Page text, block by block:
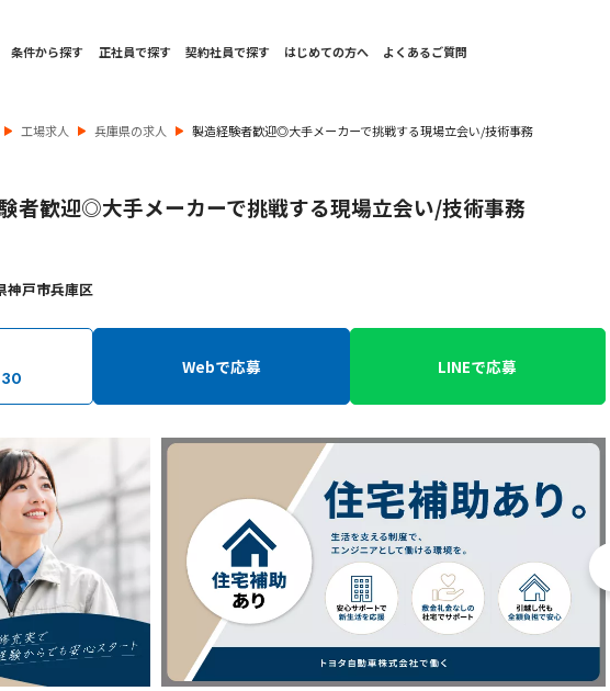
条件から探す 正社員で探す 契約社員で探す はじめての方へ よくあるご質問
工場求人 兵庫県の求人 製造経験者歓迎◎大手メーカーで挑戦する現場立会い/技術事務
者歓迎◎大手メーカーで挑戦する現場立会い/技術事務
神戸市兵庫区
Webで応募 LINEで応募